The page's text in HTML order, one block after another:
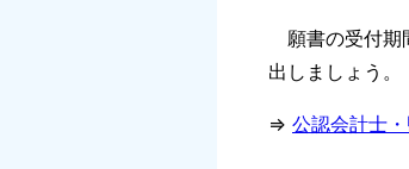
願書の受付期
出しましょう。
⇒ 公認会計士